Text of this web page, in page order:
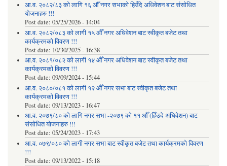
आ.व. २०८२/८३ को लागि १६ औँ नगर सभाको हिउँदे अधिवेशन बाट संसोधित
योजनाहरु !!!
Post date: 05/25/2026 - 14:04
आ.व. २०८२/०८३ को लागी १५ औँ नगर अधिवेशन बाट स्वीकृत बजेट तथा
कार्यक्रमको विवरण !!!
Post date: 10/30/2025 - 16:38
आ.व. २०८१/०८२ को लागी १४ औँ नगर अधिवेशन बाट स्वीकृत बजेट तथा
कार्यक्रमको विवरण !!!
Post date: 09/09/2024 - 15:44
आ.व. २०८०/०८१ को लागी १२ औँ नगर सभा बाट स्वीकृत बजेट तथा
कार्यक्रमको विवरण !!!
Post date: 09/13/2023 - 16:47
आ.व. २०७९/८० को लागि नगर सभा -२०७९ को ११ औँ (हिँउदे अधिवेशन) बाट
संसोधित योजनाहरु !!!
Post date: 05/24/2023 - 17:43
आ.व. ०७९/०८० को लागी नगर सभा बाट स्वीकृत बजेट तथा कार्यक्रमको विवरण
!!!
Post date: 09/13/2022 - 15:18